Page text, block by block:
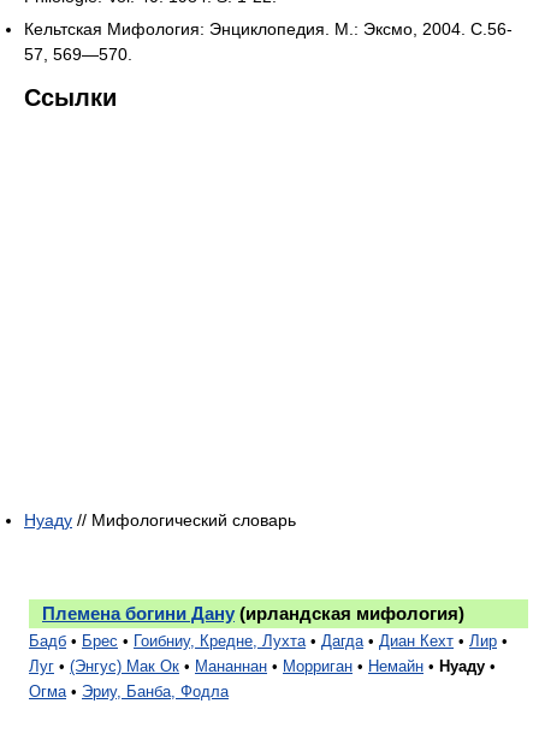
Кельтская Мифология: Энциклопедия. М.: Эксмо, 2004. C.56-
57, 569—570.
Ссылки
Нуаду // Мифологический словарь
Племена богини Дану (ирландская мифология)
Бадб • Брес • Гоибниу, Кредне, Лухта• Дагда• Диан Кехт • Лир •
Луг • (Энгус) Мак Ок • Мананнан • Морриган • Немайн • Нуаду •
Огма• Эриу, Банба, Фодла